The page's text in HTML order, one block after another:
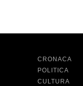
CRONACA
POLITICA
CULTURA